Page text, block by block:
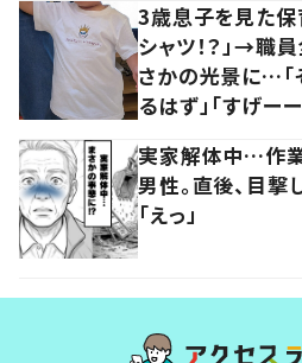
3歳息子を見た保
シャツ！？」→職
さかの光景に…「
るはず」「すげーー
実家解体中…作
男性。直後、目
「えっ」